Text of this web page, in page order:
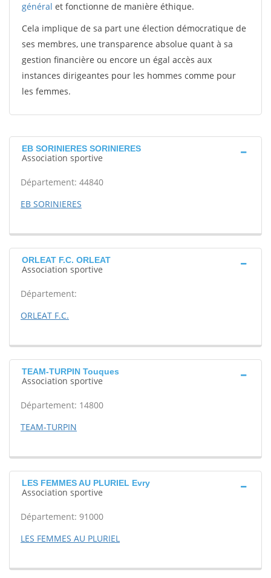
général et fonctionne de manière éthique.
Cela implique de sa part une élection démocratique de
ses membres, une transparence absolue quant à sa
gestion financière ou encore un égal accès aux
instances dirigeantes pour les hommes comme pour
les femmes.
EB SORINIERES SORINIERES
Association sportive
Département: 44840
EB SORINIERES
ORLEAT F.C. ORLEAT
Association sportive
Département:
ORLEAT F.C.
TEAM-TURPIN Touques
Association sportive
Département: 14800
TEAM-TURPIN
LES FEMMES AU PLURIEL Evry
Association sportive
Département: 91000
LES FEMMES AU PLURIEL